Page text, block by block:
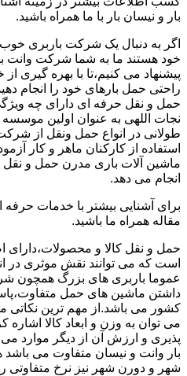
بار و نیسان بار با ما همراه باشید.
اگر به دنبال یک شرکت باربری
خود هستند ما به شما شرکت وانت
پیشنهاد می کنیم،تا با بهره گیری
راحتی حمل بارهای خود را انجام
حمل و نقل حرفه ای دارای چه
نجات اللهی به عنوان اولین
طولانی در انواع حمل ونقل از
استفاده از کارکنان ماهر و کار
ماشین آلات باری مدرن حمل و نقل
انجام می دهد.
برای آشنایی بیشتر با خدمات حرفه
مقاله همراه ما باشید.
حمل و نقل کالا و محصولات،دارای
است که می توانند نقش موثری در
عموما باربری های بزرگ همچون
داشتن ماشین های حمل
کشور می باشد.از مهم ترین نکاتی
می توان به وزن و ابعاد کالا اشاره
پذیری و ارزش آن از دیگر موارد
بار وانت و نیسان متفاوت می
شهر و دورن شهر نیز نرخ متفاوتی